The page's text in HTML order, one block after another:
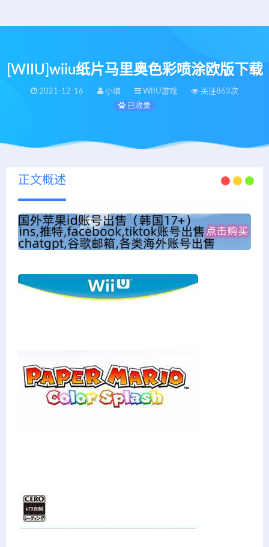
[WIIU]wiiu纸片马里奥色彩喷涂欧版下载
2021-12-16 小编 WIIU游戏
关注863次
已收录
正文概述